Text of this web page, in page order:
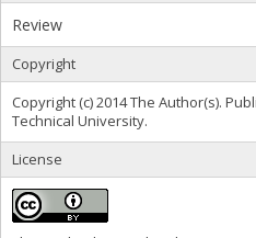
Review
Copyright
Copyright (c) 2014 The Author(s).
Technical University.
License